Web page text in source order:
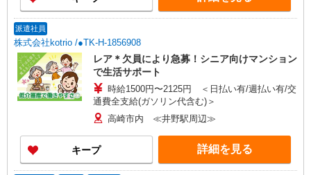
派遣社員
株式会社kotrio /●TK-H-1856908
レア＊欠員により急募！シニア向けマンション
で生活サポート
時給1500円〜2125円 ＜日払い有/週払い有/交
通費全支給(ガソリン代含む)＞
高崎市内 ≪井野駅周辺≫
キープ 詳細を見る